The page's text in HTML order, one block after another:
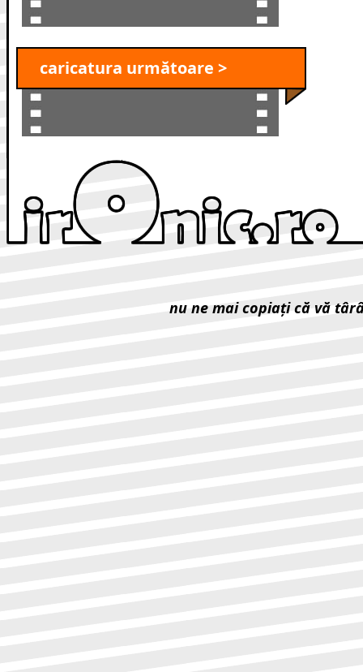
caricatura următoare >
nu ne mai copiaţi că vă